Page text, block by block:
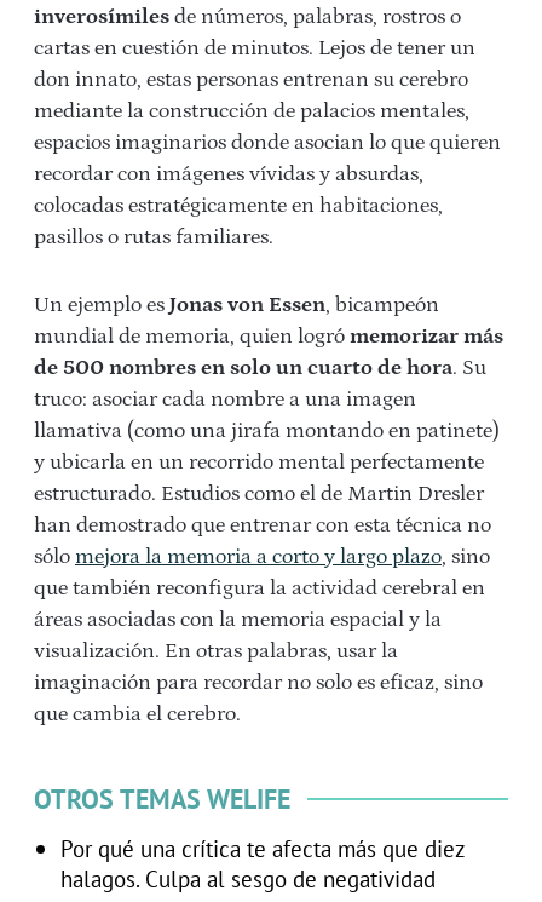
inverosímiles de números, palabras, rostros o
cartas en cuestión de minutos. Lejos de tener un
don innato, estas personas entrenan su cerebro
mediante la construcción de palacios mentales,
espacios imaginarios donde asocian lo que quieren
recordar con imágenes vívidas y absurdas,
colocadas estratégicamente en habitaciones,
pasillos o rutas familiares.
Un ejemplo es Jonas von Essen, bicampeón
mundial de memoria, quien logró memorizar más
de 500 nombres en solo un cuarto de hora. Su
truco: asociar cada nombre a una imagen
llamativa (como una jirafa montando en patinete)
y ubicarla en un recorrido mental perfectamente
estructurado. Estudios como el de Martin Dresler
han demostrado que entrenar con esta técnica no
sólo mejora la memoria a corto y largo plazo, sino
que también reconfigura la actividad cerebral en
áreas asociadas con la memoria espacial y la
visualización. En otras palabras, usar la
imaginación para recordar no solo es eficaz, sino
que cambia el cerebro.
OTROS TEMAS WELIFE
Por qué una crítica te afecta más que diez
halagos. Culpa al sesgo de negatividad